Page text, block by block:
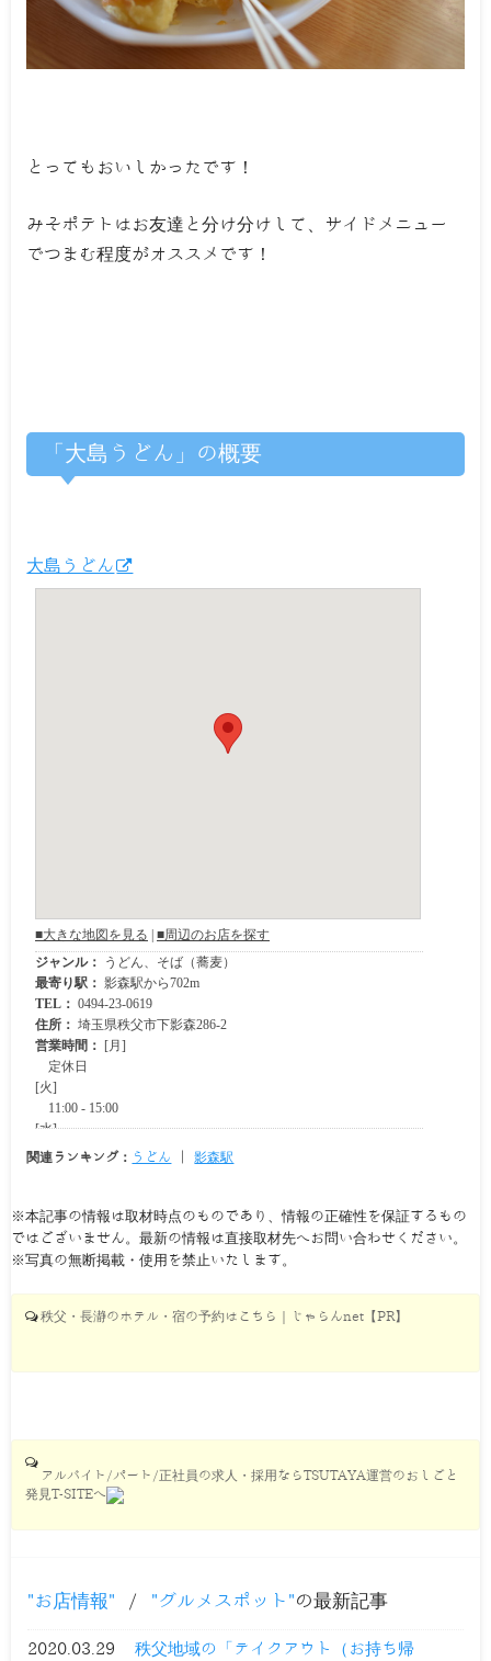
とってもおいしかったです！
みそポテトはお友達と分け分けして、サイドメニュー
でつまむ程度がオススメです！
「大島うどん」の概要
大島うどん
関連ランキング： うどん |影森駅
※本記事の情報は取材時点のものであり、情報の正確性を保証するもの
ではございません。最新の情報は直接取材先へお問い合わせください。
※写真の無断掲載・使用を禁止いたします。
秩父・長瀞のホテル・宿の予約はこちら｜じゃらんnet【PR】
アルバイト/パート/正社員の求人・採用ならTSUTAYA運営のおしごと
発見T-SITEへ
お店情報 / グルメスポット の最新記事
2020.03.29
秩父地域の「テイクアウト（お持ち帰